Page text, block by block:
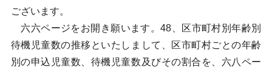
ございます。
六六ページをお開き願います。48、区市町村別年齢別
待機児童数の推移といたしまして、区市町村ごとの年齢
別の申込児童数、待機児童数及びその割合を、六八ペー